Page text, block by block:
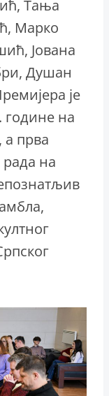
Тања
Марко
Јована
Душан
је
године на
прва
рада на